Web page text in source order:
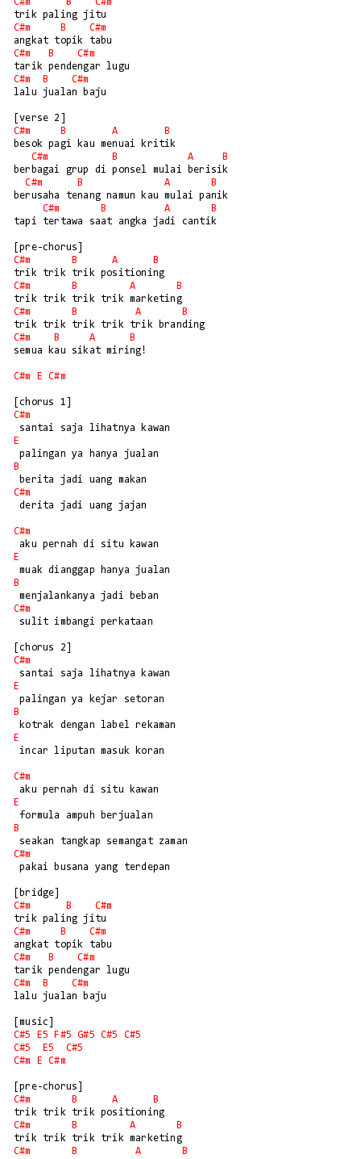
C#m
B
C#m
C#m
B
C#m
C#m
B
C#m
lalu jualan baju
C#m
B A
B
besok pagi kau menuai kritik
C#m
B A
B
berbagai grup di ponsel mulai berisik
C#m
B A
B
berusaha tenang namun kau mulai panik
C#m
B A
B
tapi tertawa saat angka jadi cantik
C#m
B A
B
C#m
B A
B
trik trik trik trik marketing
C#m
B A
B
C#m
B A
B
semua kau sikat miring!
C#m E C#m
C#m
E
B
C#m
derita jadi uang jajan
C#m
E
B
C#m
C#m
E
B
E
incar liputan masuk koran
C#m
E
B
C#m
pakai busana yang terdepan
C#m
B
C#m
C#m
B
C#m
C#m
B
C#m
C#m
B
C#m
lalu jualan baju
C#5
E5 F#5 G#5 C#5
C#5
C#5
E5
C#5
C#m
E C#m
C#m
B A
B
C#m
B A
B
trik trik trik trik marketing
C#m
B A
B